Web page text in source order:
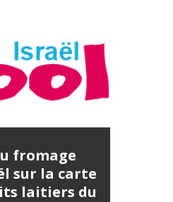
fromage
sur la carte
laitiers du